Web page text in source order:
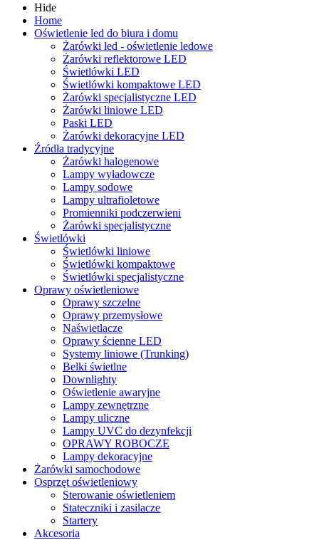
Hide
Home
Oświetlenie led do biura i domu
Żarówki led - oświetlenie ledowe
Żarówki reflektorowe LED
Świetlówki LED
Świetlówki kompaktowe LED
Żarówki specjalistyczne LED
Żarówki liniowe LED
Paski LED
Żarówki dekoracyjne LED
Źródła tradycyjne
Żarówki halogenowe
Lampy wyładowcze
Lampy sodowe
Lampy ultrafioletowe
Promienniki podczerwieni
Żarówki specjalistyczne
Świetlówki
Świetlówki liniowe
Świetlówki kompaktowe
Świetlówki specjalistyczne
Oprawy oświetleniowe
Oprawy szczelne
Oprawy przemysłowe
Naświetlacze
Oprawy ścienne LED
Systemy liniowe (Trunking)
Belki świetlne
Downlighty
Oświetlenie awaryjne
Lampy zewnętrzne
Lampy uliczne
Lampy UVC do dezynfekcji
OPRAWY ROBOCZE
Lampy dekoracyjne
Żarówki samochodowe
Osprzęt oświetleniowy
Sterowanie oświetleniem
Stateczniki i zasilacze
Startery
Akcesoria